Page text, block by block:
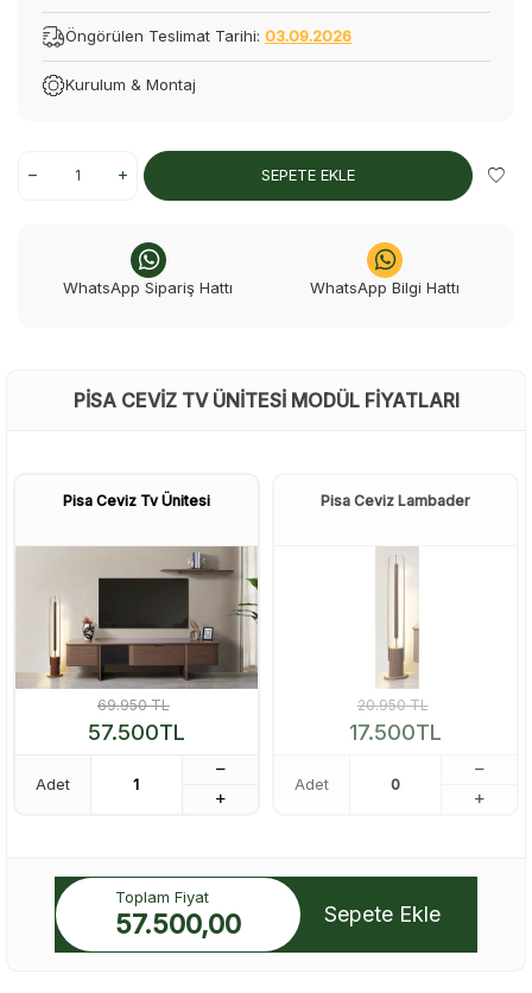
Öngörülen Teslimat Tarihi: 03.09.2026
Kurulum & Montaj
SEPETE EKLE
WhatsApp Sipariş Hattı WhatsApp Bilgi Hattı
PISA CEVIZ TV ÜNITESI MODÜL FIYATLARI
Pisa Ceviz Tv Ünitesi
69.950TL
57.500TL
Adet
Pisa Ceviz Lambader
20.950TL
17.500TL
Adet
Toplam Fiyat
57.500,00 Sepete Ekle